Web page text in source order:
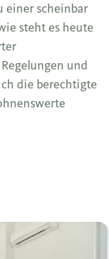
einer scheinbar
steht es heute
und
die berechtigte